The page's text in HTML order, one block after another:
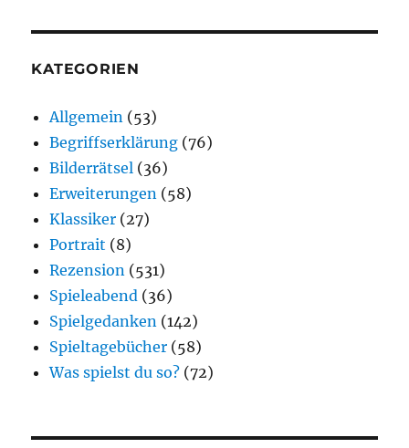
KATEGORIEN
Allgemein (53)
Begriffserklärung (76)
Bilderrätsel (36)
Erweiterungen (58)
Klassiker (27)
Portrait (8)
Rezension (531)
Spieleabend (36)
Spielgedanken (142)
Spieltagebücher (58)
Was spielst du so? (72)